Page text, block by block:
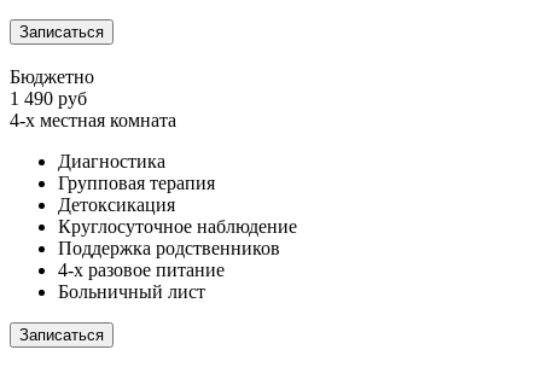
Записаться
Бюджетно
1 490 руб
4-х местная комната
Диагностика
Групповая терапия
Детоксикация
Круглосуточное наблюдение
Поддержка родственников
4-х разовое питание
Больничный лист
Записаться